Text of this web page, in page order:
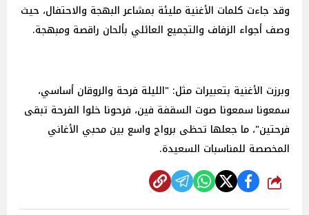
وقد جاءت كلمات الأغنية مليئة بمشاعر البهجة والاحتفال، حيث
وصف أجواء الزفاف والتجميع العائلي بألحان راقصة ومبهجة.
وبرزت الأغنية بتعبيرات مثل: "الليلة فرحة والروقان أساسي،
سمعونا سمعونا صوت السقفة فين، فرحونا خلوا الفرحة تبقى
فرحتين"، ما جعلها تحظى برواج واسع بين محبي الأغاني
المخصصة للمناسبات السعيدة.
شارك